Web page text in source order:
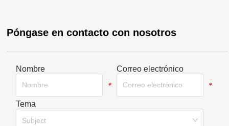
Póngase en contacto con nosotros
Nombre
*
Correo electrónico
*
Tema
Subject